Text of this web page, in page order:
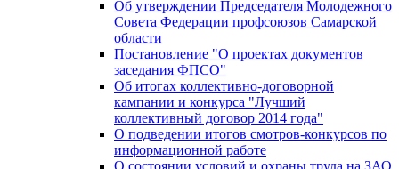
Об утверждении Председателя Молодежного
Совета Федерации профсоюзов Самарской
области
Постановление "О проектах документов
заседания ФПСО"
Об итогах коллективно-договорной
кампании и конкурса "Лучший
коллективный договор 2014 года"
О подведении итогов смотров-конкурсов по
информационной работе
О состоянии условий и охраны труда на ЗАО